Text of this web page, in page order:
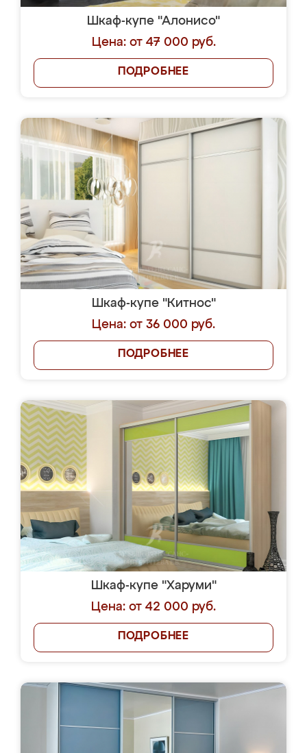
Шкаф-купе "Алонисо"
Цена: от 47 000 руб.
ПОДРОБНЕЕ
Шкаф-купе "Китнос"
Цена: от 36 000 руб.
ПОДРОБНЕЕ
Шкаф-купе "Харуми"
Цена: от 42 000 руб.
ПОДРОБНЕЕ